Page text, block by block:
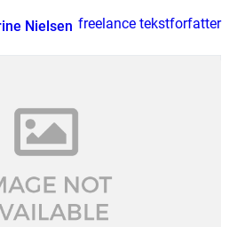
Nielsen freelance tekstforfatter